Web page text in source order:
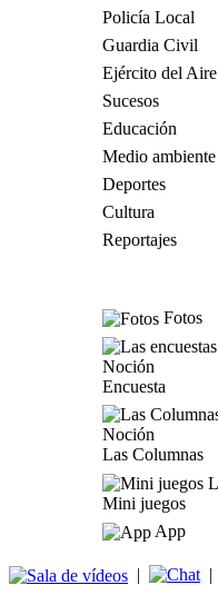
Policía Local
Guardia Civil
Ejército del Aire
Sucesos
Educación
Medio ambiente
Deportes
Cultura
Reportajes
Fotos
Encuesta
Las Columnas
Mini juegos
App
| |